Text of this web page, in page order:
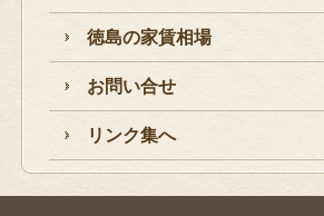
徳島の家賃相場
お問い合せ
リンク集へ